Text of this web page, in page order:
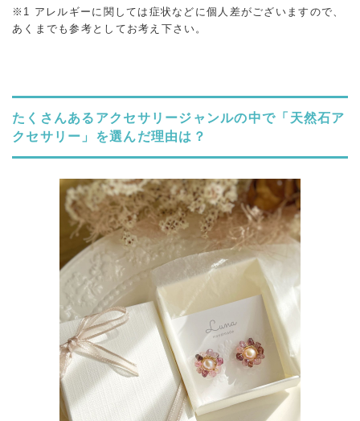
※1 アレルギーに関しては症状などに個人差がございますので、
あくまでも参考としてお考え下さい。
たくさんあるアクセサリージャンルの中で「天然石ア
クセサリー」を選んだ理由は？